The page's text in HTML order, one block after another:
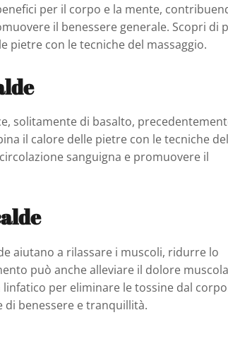
per il corpo e la mente,
il benessere generale. Scopri di
pietre con le tecniche del massaggio.
solitamente di basalto,
il calore delle pietre con le tecniche del
sanguigna e promuovere il
aiutano a rilassare i muscoli, ridurre lo
può anche alleviare il dolore
per eliminare le tossine dal
di benessere e tranquillità.